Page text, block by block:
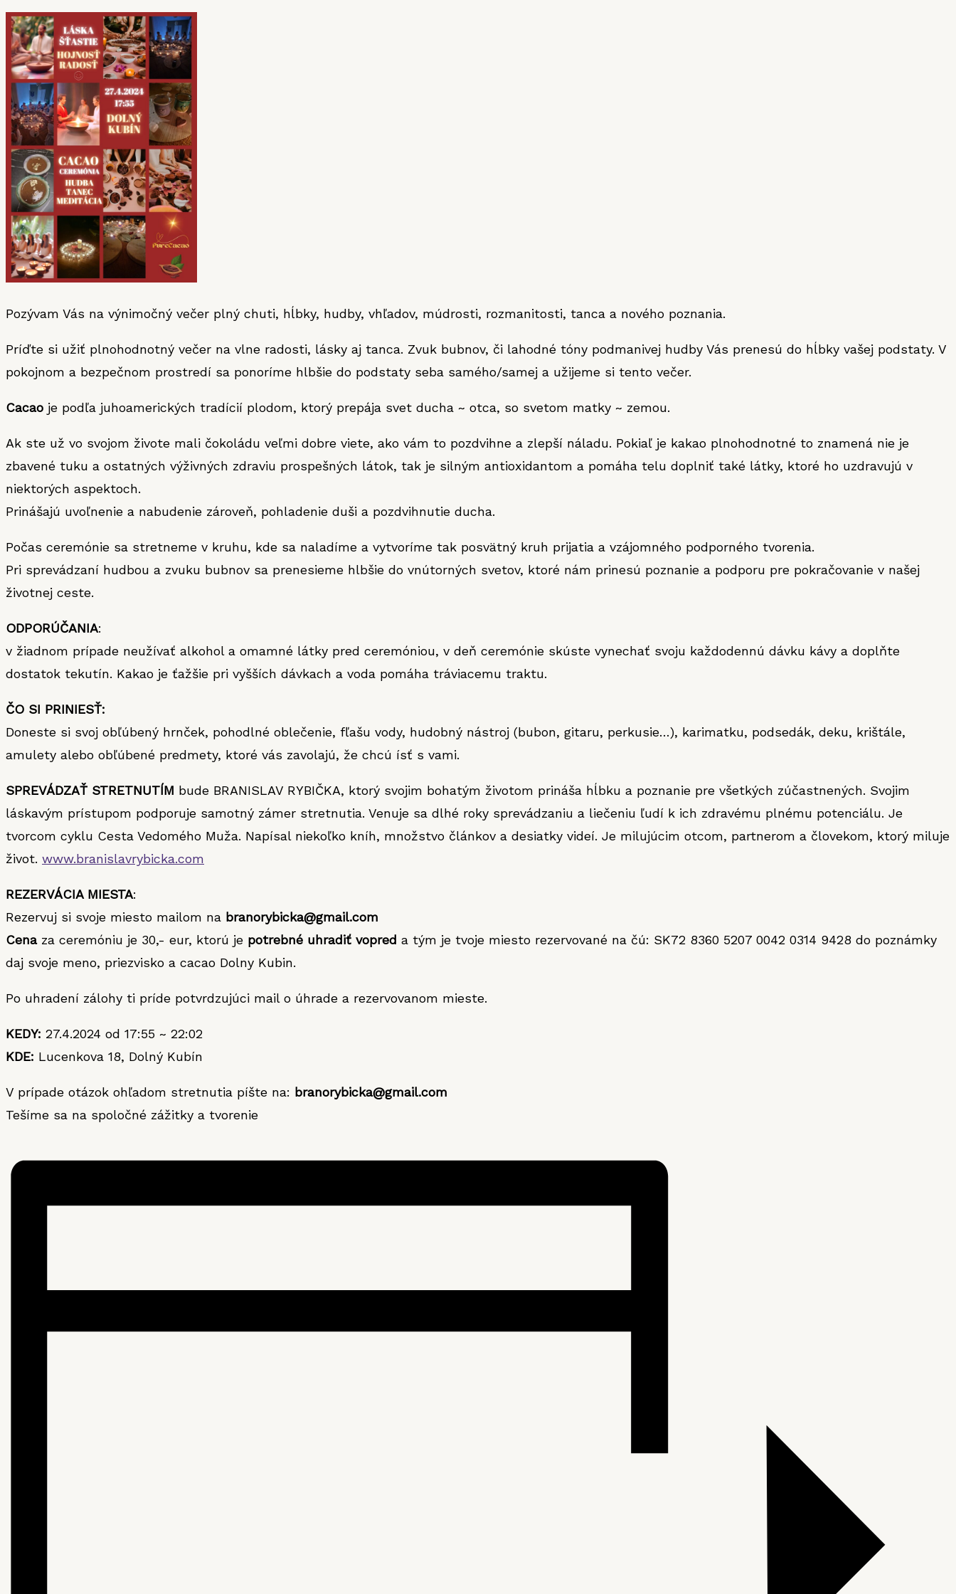
Pozývam Vás na výnimočný večer plný chuti, hĺbky, hudby, vhľadov, múdrosti, rozmanitosti, tanca a nového poznania.
Príďte si užiť plnohodnotný večer na vlne radosti, lásky aj tanca. Zvuk bubnov, či lahodné tóny podmanivej hudby Vás prenesú do hĺbky vašej podstaty. V
pokojnom a bezpečnom prostredí sa ponoríme hlbšie do podstaty seba samého/samej a užijeme si tento večer.
Cacao je podľa juhoamerických tradícií plodom, ktorý prepája svet ducha ~ otca, so svetom matky ~ zemou.
Ak ste už vo svojom živote mali čokoládu veľmi dobre viete, ako vám to pozdvihne a zlepší náladu. Pokiaľ je kakao plnohodnotné to znamená nie je
zbavené tuku a ostatných výživných zdraviu prospešných látok, tak je silným antioxidantom a pomáha telu doplniť také látky, ktoré ho uzdravujú v
niektorých aspektoch.
Prinášajú uvoľnenie a nabudenie zároveň, pohladenie duši a pozdvihnutie ducha.
Počas ceremónie sa stretneme v kruhu, kde sa naladíme a vytvoríme tak posvätný kruh prijatia a vzájomného podporného tvorenia.
Pri sprevádzaní hudbou a zvuku bubnov sa prenesieme hlbšie do vnútorných svetov, ktoré nám prinesú poznanie a podporu pre pokračovanie v našej
životnej ceste.
ODPORÚČANIA:
v žiadnom prípade neužívať alkohol a omamné látky pred ceremóniou, v deň ceremónie skúste vynechať svoju každodennú dávku kávy a doplňte
dostatok tekutín. Kakao je ťažšie pri vyšších dávkach a voda pomáha tráviacemu traktu.
ČO SI PRINIESŤ:
Doneste si svoj obľúbený hrnček, pohodlné oblečenie, fľašu vody, hudobný nástroj (bubon, gitaru, perkusie…), karimatku, podsedák, deku, krištále,
amulety alebo obľúbené predmety, ktoré vás zavolajú, že chcú ísť s vami.
SPREVÁDZAŤ STRETNUTÍM bude BRANISLAV RYBIČKA, ktorý svojim bohatým životom prináša hĺbku a poznanie pre všetkých zúčastnených. Svojim
láskavým prístupom podporuje samotný zámer stretnutia. Venuje sa dlhé roky sprevádzaniu a liečeniu ľudí k ich zdravému plnému potenciálu. Je
tvorcom cyklu Cesta Vedomého Muža. Napísal niekoľko kníh, množstvo článkov a desiatky videí. Je milujúcim otcom, partnerom a človekom, ktorý miluje
život. www.branislavrybicka.com
REZERVÁCIA MIESTA:
Rezervuj si svoje miesto mailom na branorybicka@gmail.com
Cenaza ceremóniu je 30,- eur, ktorú je potrebné uhradiť vopred a tým je tvoje miesto rezervované na čú: SK72 8360 5207 0042 0314 9428 do poznámky
daj svoje meno, priezvisko a cacao Dolny Kubin.
Po uhradení zálohy ti príde potvrdzujúci mail o úhrade a rezervovanom mieste.
KEDY: 27.4.2024 od 17:55 ~ 22:02
KDE: Lucenkova 18, Dolný Kubín
V prípade otázok ohľadom stretnutia píšte na: branorybicka@gmail.com
Tešíme sa na spoločné zážitky a tvorenie